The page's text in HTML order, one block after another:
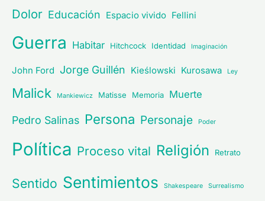
Dolor Educación Espacio vivido Fellini
Guerra Habitar Hitchcock Identidad Imaginación
John Ford Jorge Guillén Kieślowski Kurosawa Ley
Malick Mankiewicz Matisse Memoria Muerte
Pedro Salinas Persona Personaje Poder
Política Proceso vital Religión Retrato
Sentido Sentimientos Shakespeare Surrealismo